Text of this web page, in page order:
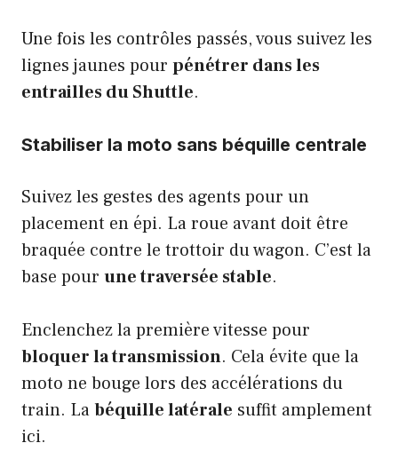
Une fois les contrôles passés, vous suivez les
lignes jaunes pour pénétrer dans les
entrailles du Shuttle.
Stabiliser la moto sans béquille centrale
Suivez les gestes des agents pour un
placement en épi. La roue avant doit être
braquée contre le trottoir du wagon. C’est la
base pour une traversée stable.
Enclenchez la première vitesse pour
bloquer la transmission. Cela évite que la
moto ne bouge lors des accélérations du
train. Labéquille latérale suffit amplement
ici.